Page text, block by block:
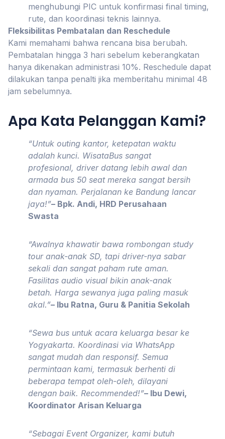
menghubungi PIC untuk konfirmasi final timing,
rute, dan koordinasi teknis lainnya.
Fleksibilitas Pembatalan dan Reschedule
Kami memahami bahwa rencana bisa berubah.
Pembatalan hingga 3 hari sebelum keberangkatan
hanya dikenakan administrasi 10%. Reschedule dapat
dilakukan tanpa penalti jika memberitahu minimal 48
jam sebelumnya.
Apa Kata Pelanggan Kami?
“Untuk outing kantor, ketepatan waktu
adalah kunci. WisataBus sangat
profesional, driver datang lebih awal dan
armada bus 50 seat mereka sangat bersih
dan nyaman. Perjalanan ke Bandung lancar
jaya!”– Bpk. Andi, HRD Perusahaan
Swasta
“Awalnya khawatir bawa rombongan study
tour anak-anak SD, tapi driver-nya sabar
sekali dan sangat paham rute aman.
Fasilitas audio visual bikin anak-anak
betah. Harga sewanya juga paling masuk
akal.”– Ibu Ratna, Guru & Panitia Sekolah
“Sewa bus untuk acara keluarga besar ke
Yogyakarta. Koordinasi via WhatsApp
sangat mudah dan responsif. Semua
permintaan kami, termasuk berhenti di
beberapa tempat oleh-oleh, dilayani
dengan baik. Recommended!”– Ibu Dewi,
Koordinator Arisan Keluarga
“Sebagai Event Organizer, kami butuh